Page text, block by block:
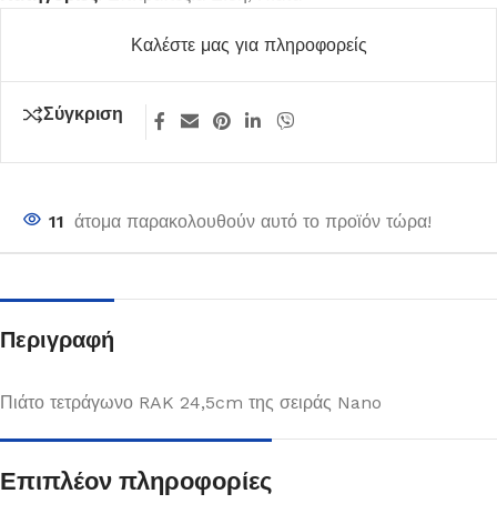
Καλέστε μας για πληροφορείς
Σύγκριση
11 άτομα παρακολουθούν αυτό το προϊόν τώρα!
Περιγραφή
Πιάτο τετράγωνο RAK 24,5cm της σειράς Nano
Επιπλέον πληροφορίες